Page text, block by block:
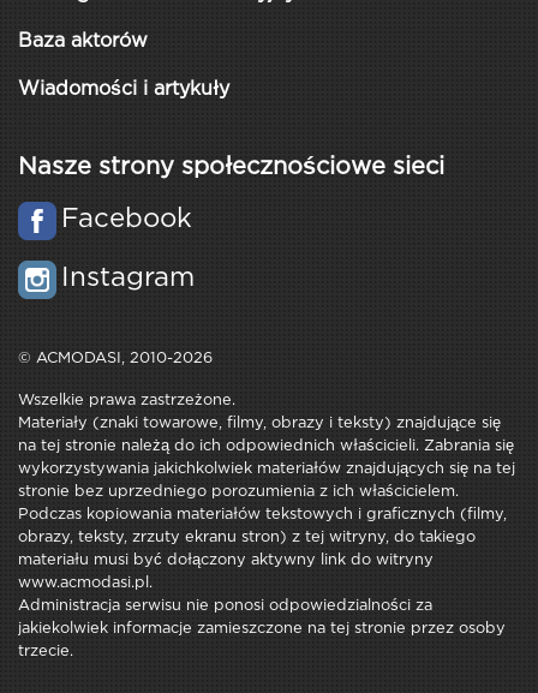
Baza aktorów
Wiadomości i artykuły
Nasze strony społecznościowe sieci
Facebook
Instagram
© ACMODASI, 2010-2026
Wszelkie prawa zastrzeżone.
Materiały (znaki towarowe, filmy, obrazy i teksty) znajdujące się
na tej stronie należą do ich odpowiednich właścicieli. Zabrania się
wykorzystywania jakichkolwiek materiałów znajdujących się na tej
stronie bez uprzedniego porozumienia z ich właścicielem.
Podczas kopiowania materiałów tekstowych i graficznych (filmy,
obrazy, teksty, zrzuty ekranu stron) z tej witryny, do takiego
materiału musi być dołączony aktywny link do witryny
www.acmodasi.pl.
Administracja serwisu nie ponosi odpowiedzialności za
jakiekolwiek informacje zamieszczone na tej stronie przez osoby
trzecie.